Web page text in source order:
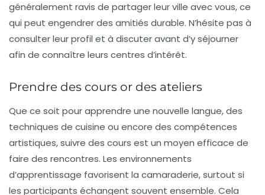
généralement ravis de partager leur ville avec vous, ce
qui peut engendrer des amitiés durable. N’hésite pas à
consulter leur profil et à discuter avant d’y séjourner
afin de connaître leurs centres d’intérêt.
Prendre des cours or des ateliers
Que ce soit pour apprendre une nouvelle langue, des
techniques de cuisine ou encore des compétences
artistiques, suivre des cours est un moyen efficace de
faire des rencontres. Les environnements
d’apprentissage favorisent la camaraderie, surtout si
les participants échangent souvent ensemble. Cela